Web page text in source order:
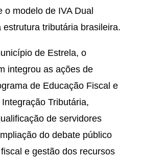
o modelo de IVA Dual
estrutura tributária brasileira.
de Estrela, o
integrou as ações de
de Educação Fiscal e
Tributária,
de servidores
do debate público
e gestão dos recursos